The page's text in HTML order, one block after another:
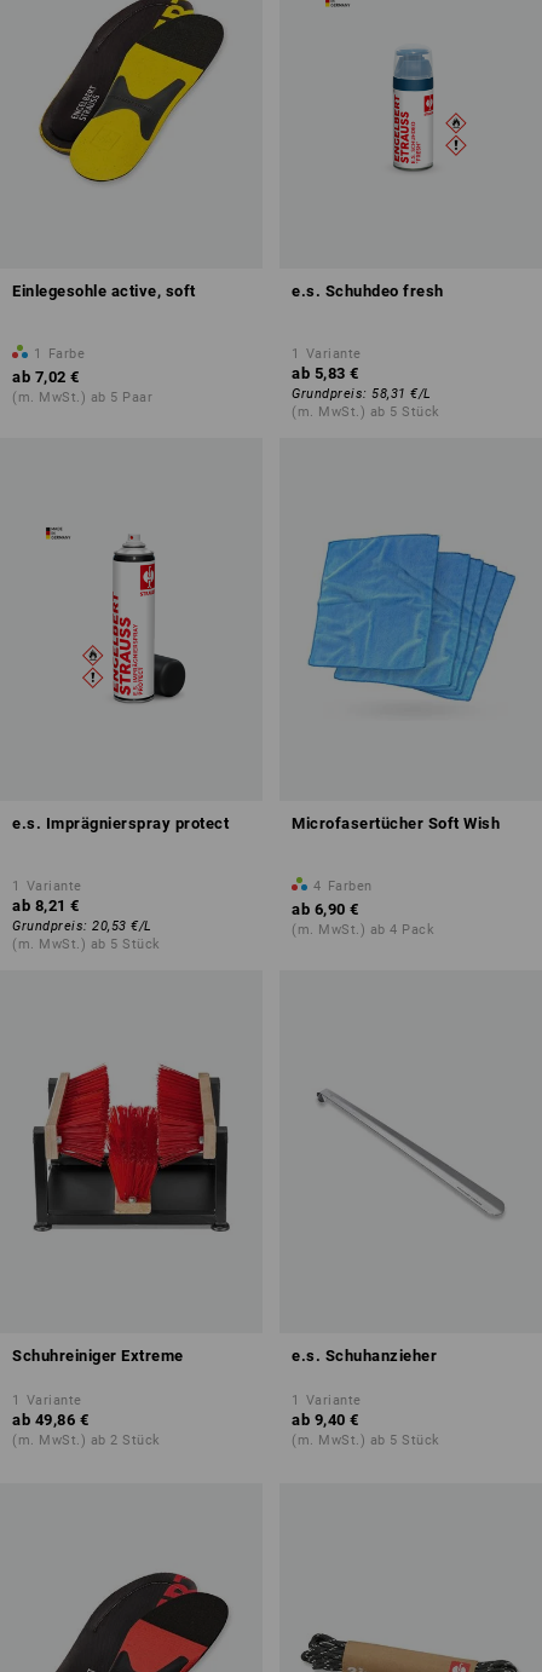
Einlegesohle active, soft
1 Farbe
ab 7,02 €
(m. MwSt.) ab 5 Paar
e.s. Schuhdeo fresh
1 Variante
ab 5,83 €
Grundpreis: 58,31 €/L
(m. MwSt.) ab 5 Stück
e.s. Imprägnierspray protect
1 Variante
ab 8,21 €
Grundpreis: 20,53 €/L
(m. MwSt.) ab 5 Stück
Microfasertücher Soft Wish
4 Farben
ab 6,90 €
(m. MwSt.) ab 4 Pack
Schuhreiniger Extreme
1 Variante
ab 49,86 €
(m. MwSt.) ab 2 Stück
e.s. Schuhanzieher
1 Variante
ab 9,40 €
(m. MwSt.) ab 5 Stück